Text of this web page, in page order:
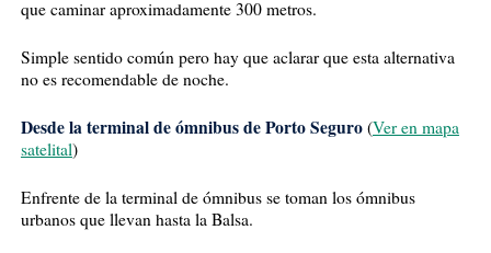
que caminar aproximadamente 300 metros.
Simple sentido común pero hay que aclarar que esta alternativa
no es recomendable de noche.
Desde la terminal de ómnibus de Porto Seguro (Ver en mapa
satelital)
Enfrente de la terminal de ómnibus se toman los ómnibus
urbanos que llevan hasta la Balsa.